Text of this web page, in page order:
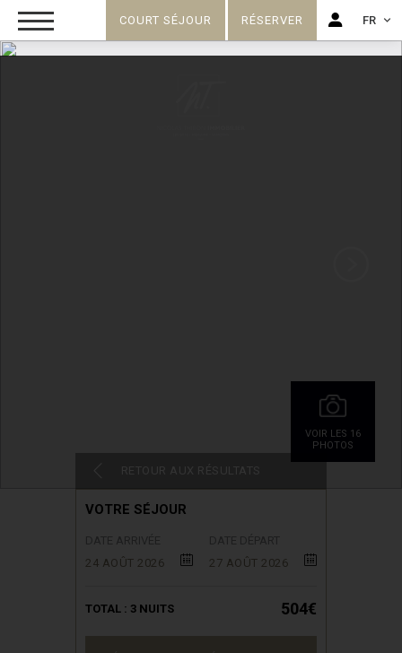
COURT SÉJOUR RÉSERVER FR
FR
VOIR LES 16
PHOTOS
VOTRE SÉJOUR
24 AOÛT 2026
27 AOÛT 2026
TOTAL : 3 NUITS 504€